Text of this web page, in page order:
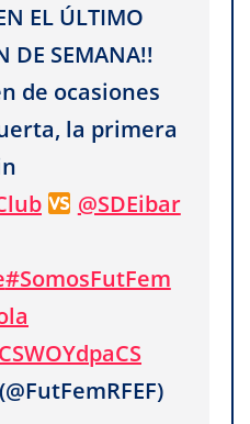
EL ÚLTIMO
DE SEMANA!!
de ocasiones
la primera
@SDEibar
#SomosFutFem